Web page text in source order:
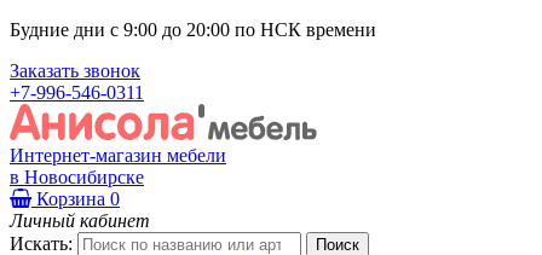
Будние дни с 9:00 до 20:00 по НСК времени
Заказать звонок
+7-996-546-0311
Интернет-магазин мебели
в Новосибирске
Корзина 0
Личный кабинет
Искать: